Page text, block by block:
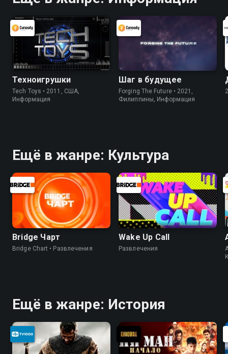
Техноигрушки
Tech Toys • 2011, США,
Информация
Шаг в будущее
Forging The Future • 2021,
Филиппины, Информация
Ещё в жанре: Культура
Bridge Чарт
Bridge Chart • Развлечения
Wake Up Call
Развлечения
Ещё в жанре: История